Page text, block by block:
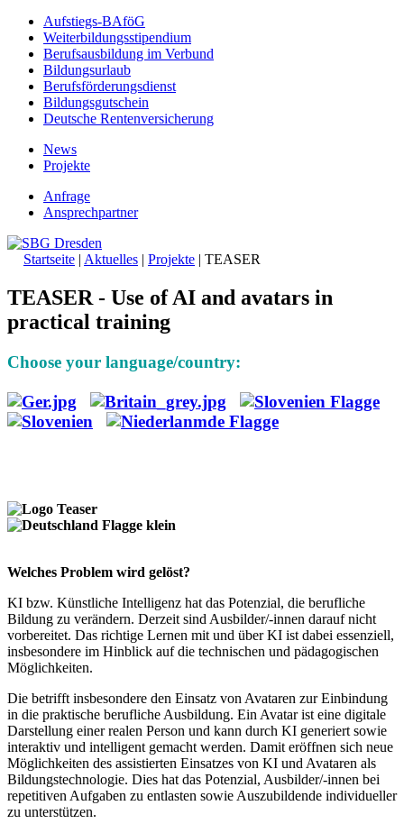
Aufstiegs-BAföG
Weiterbildungsstipendium
Berufsausbildung im Verbund
Bildungsurlaub
Berufsförderungsdienst
Bildungsgutschein
Deutsche Rentenversicherung
News
Projekte
Anfrage
Ansprechpartner
Startseite | Aktuelles | Projekte | TEASER
TEASER - Use of AI and avatars in
practical training
Choose your language/country:
Welches Problem wird gelöst?
KI bzw. Künstliche Intelligenz hat das Potenzial, die berufliche
Bildung zu verändern. Derzeit sind Ausbilder/-innen darauf nicht
vorbereitet. Das richtige Lernen mit und über KI ist dabei essenziell,
insbesondere im Hinblick auf die technischen und pädagogischen
Möglichkeiten.
Die betrifft insbesondere den Einsatz von Avataren zur Einbindung
in die praktische berufliche Ausbildung. Ein Avatar ist eine digitale
Darstellung einer realen Person und kann durch KI generiert sowie
interaktiv und intelligent gemacht werden. Damit eröffnen sich neue
Möglichkeiten des assistierten Einsatzes von KI und Avataren als
Bildungstechnologie. Dies hat das Potenzial, Ausbilder/-innen bei
repetitiven Aufgaben zu entlasten sowie Auszubildende individueller
zu unterstützen.